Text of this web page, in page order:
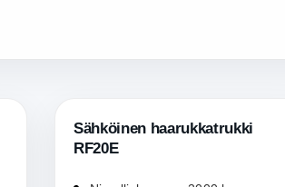
Sähköinen haarukkatrukki
RF20E